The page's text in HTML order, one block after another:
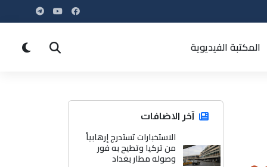
المكتبة الفيديوية
آخر الاضافات
الاستخبارات تستدرج إرهابياً
من تركيا وتطيح به فور
وصوله مطار بغداد